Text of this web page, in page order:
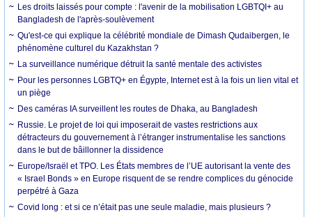
Les droits laissés pour compte : l'avenir de la mobilisation LGBTQI+ au
Bangladesh de l'après-soulèvement
Qu'est-ce qui explique la célébrité mondiale de Dimash Qudaibergen, le
phénomène culturel du Kazakhstan ?
La surveillance numérique détruit la santé mentale des activistes
Pour les personnes LGBTQ+ en Égypte, Internet est à la fois un lien vital et
un piège
Des caméras IA surveillent les routes de Dhaka, au Bangladesh
Russie. Le projet de loi qui imposerait de vastes restrictions aux
détracteurs du gouvernement à l’étranger instrumentalise les sanctions
dans le but de bâillonner la dissidence
Europe/Israël et TPO. Les États membres de l’UE autorisant la vente des
« Israel Bonds » en Europe risquent de se rendre complices du génocide
perpétré à Gaza
Covid long : et si ce n’était pas une seule maladie, mais plusieurs ?